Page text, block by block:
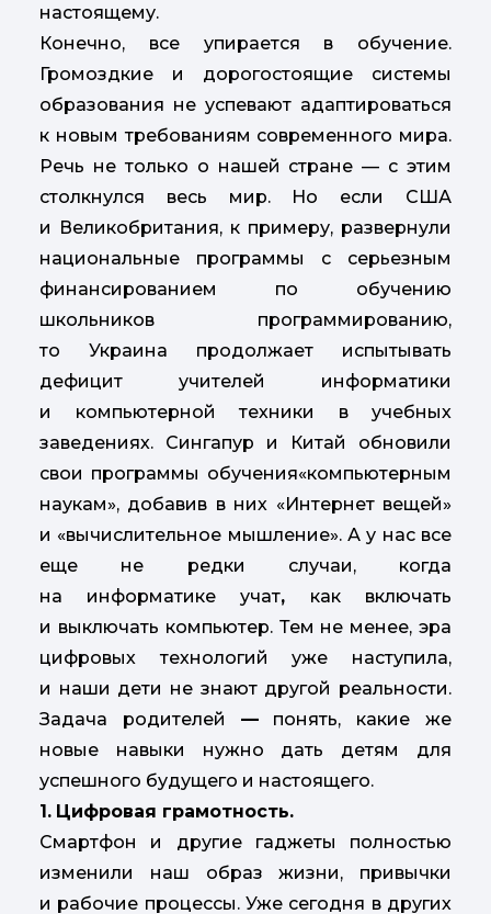
настоящему.
Конечно, все упирается в обучение.
Громоздкие и дорогостоящие системы
образования не успевают адаптироваться
к новым требованиям современного мира.
Речь не только о нашей стране — с этим
столкнулся весь мир. Но если США
и Великобритания, к примеру, развернули
национальные программы с серьезным
финансированием по обучению
школьников программированию,
то Украина продолжает испытывать
дефицит учителей информатики
и компьютерной техники в учебных
заведениях. Сингапур и Китай обновили
свои программы обучения«компьютерным
наукам», добавив в них «Интернет вещей»
и «вычислительное мышление». А у нас все
еще не редки случаи, когда
на информатике учат, как включать
и выключать компьютер. Тем не менее, эра
цифровых технологий уже наступила,
и наши дети не знают другой реальности.
Задача родителей —понять, какие же
новые навыки нужно дать детям для
успешного будущего и настоящего.
1. Цифровая грамотность.
Смартфон и другие гаджеты полностью
изменили наш образ жизни, привычки
и рабочие процессы. Уже сегодня в других